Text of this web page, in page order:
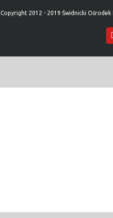
Copyright 2012 - 2019 Świdnicki